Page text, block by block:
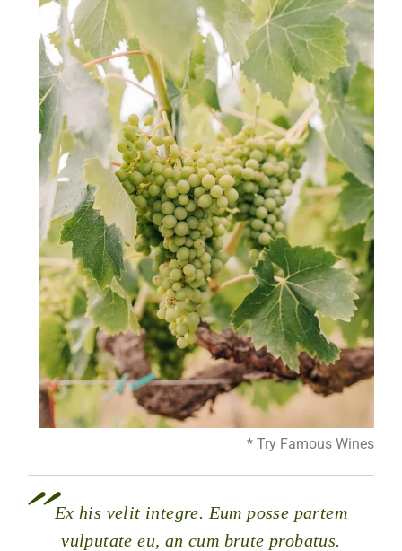
* Try Famous Wines
Ex his velit integre. Eum posse partem
vulputate eu, an cum brute probatus.